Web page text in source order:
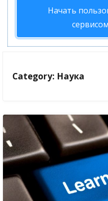
Начать
сервисом
Category: Наука